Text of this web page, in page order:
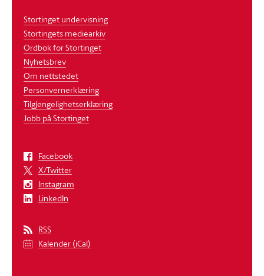
Stortinget undervisning
Stortingets mediearkiv
Ordbok for Stortinget
Nyhetsbrev
Om nettstedet
Personvernerklæring
Tilgjengelighetserklæring
Jobb på Stortinget
Facebook
X/Twitter
Instagram
LinkedIn
RSS
Kalender (iCal)